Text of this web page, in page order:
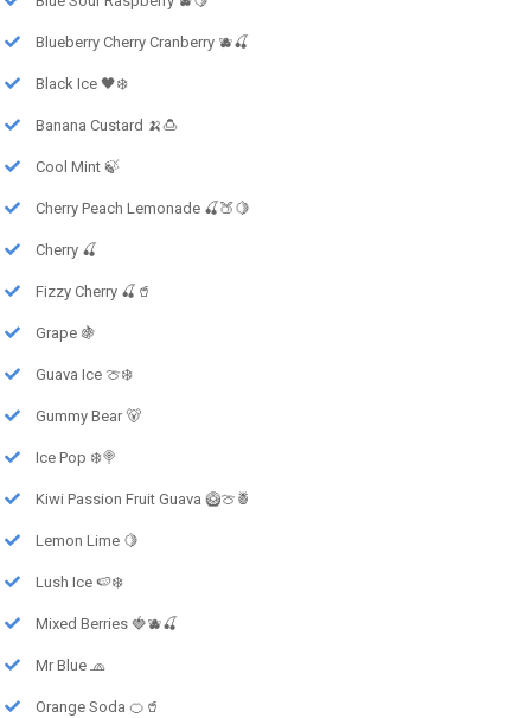
Blueberry Cherry Cranberry 🫐🍒
Black Ice 🖤❄️
Banana Custard 🍌🍮
Cool Mint 🍃
Cherry Peach Lemonade 🍒🍑🍋
Cherry 🍒
Fizzy Cherry 🍒🥤
Grape 🍇
Guava Ice 🍈❄️
Gummy Bear 🐻
Ice Pop ❄️🍭
Kiwi Passion Fruit Guava 🥝🍈🍍
Lemon Lime 🍋
Lush Ice 🍉❄️
Mixed Berries 🍓🫐🍒
Mr Blue 🧢
Orange Soda 🍊🥤